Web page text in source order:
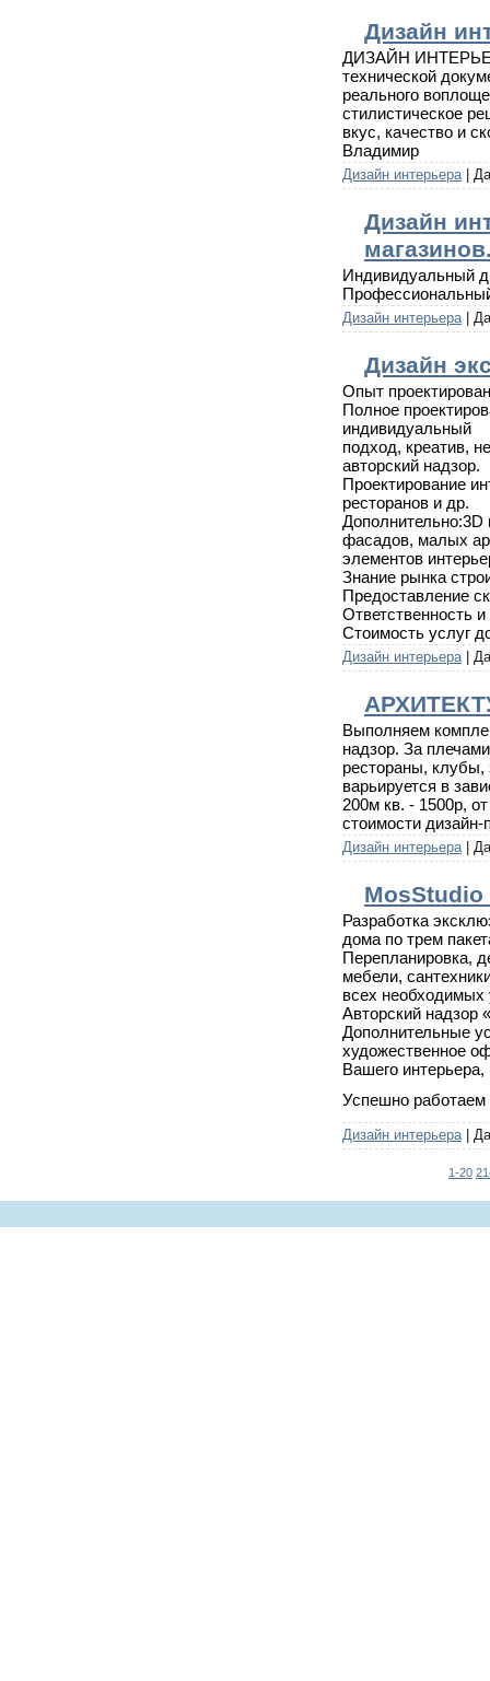
Дизайн
ДИЗАЙН
технической
реального
стилистическое
вкус, качество и
Владимир
Дизайн интерьера|
Дизайн
Индивидуальный
Дизайн интерьера|
Дизайн
Опыт
Полное
индивидуальный
подход, креатив,
авторский надзор.
Проектирование
ресторанов и др.
Дополнительно:3D
фасадов, малых
элементов
Знание рынка
Предоставление
Ответственность
Стоимость услуг
Дизайн интерьера|
Выполняем
надзор. За
рестораны, клубы,
варьируется в
200м кв. - 1500р,
стоимости дизайн-
Дизайн интерьера|
Разработка
дома по трем
Перепланировка,
мебели,
всех необходимых
Авторский надзор
Дополнительные
художественное
Вашего
Успешно работаем
Дизайн интерьера|
1-20